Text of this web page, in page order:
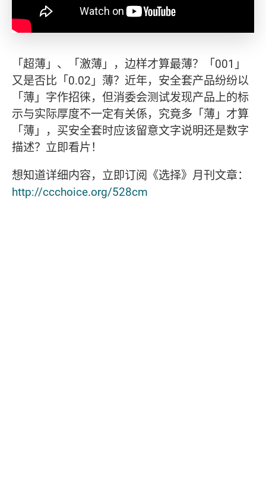
「超薄」、「激薄」，边样才算最薄？「001」
又是否比「0.02」薄？近年，安全套产品纷纷以
「薄」字作招徕，但消委会测试发现产品上的标
示与实际厚度不一定有关係，究竟多「薄」才算
「薄」，买安全套时应该留意文字说明还是数字
描述？立即看片！
想知道详细内容，立即订阅《选择》月刊文章：
http://ccchoice.org/528cm